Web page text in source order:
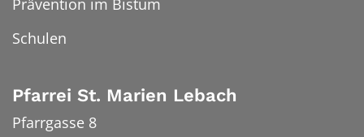
Prävention im Bistum
Schulen
Pfarrei St. Marien Lebach
Pfarrgasse 8